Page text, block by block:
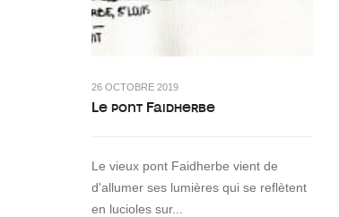
26 OCTOBRE 2019
Le pont Faidherbe
Le vieux pont Faidherbe vient de
d'allumer ses lumières qui se reflètent
en lucioles sur...